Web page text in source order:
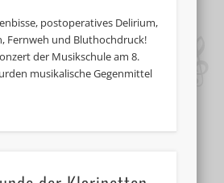
postoperatives Delirium,
Fernweh und Bluthochdruck!
der Musikschule am 8.
musikalische Gegenmittel